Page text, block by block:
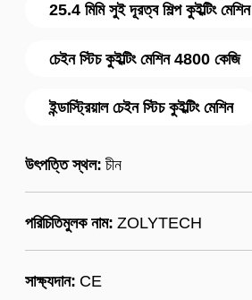
25.4 মিমি সুই দূরত্ব শিল্প কুইল্টিং মেশিন
চেইন স্টিচ কুইল্টিং মেশিন 4800 কেজি
ইন্ডাস্ট্রিয়াল চেইন স্টিচ কুইল্টিং মেশিন
উৎপত্তি স্থল: চীন
পরিচিতিমুলক নাম: ZOLYTECH
সাক্ষ্যদান: CE